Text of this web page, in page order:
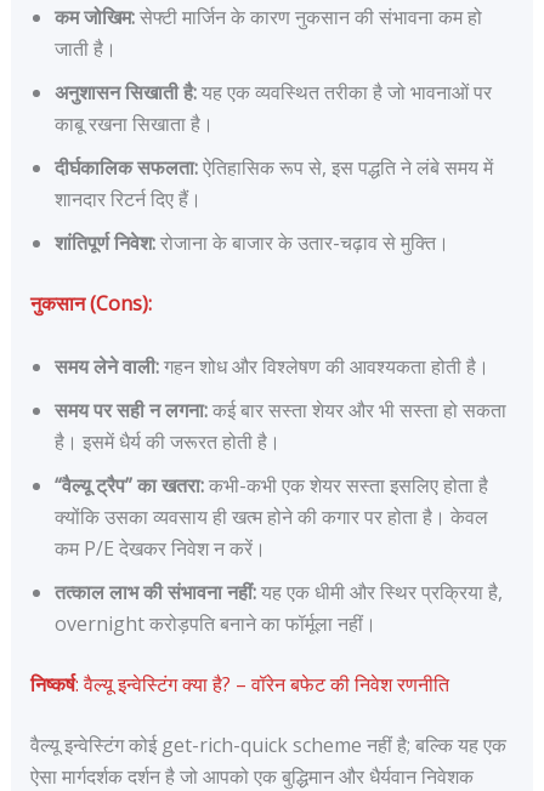
कम जोखिम:सेफ्टी मार्जिन के कारण नुकसान की संभावना कम हो
जाती है।
अनुशासन सिखाती है:यह एक व्यवस्थित तरीका है जो भावनाओं पर
काबू रखना सिखाता है।
दीर्घकालिक सफलता:ऐतिहासिक रूप से, इस पद्धति ने लंबे समय में
शानदार रिटर्न दिए हैं।
शांतिपूर्ण निवेश:रोजाना के बाजार के उतार-चढ़ाव से मुक्ति।
नुकसान (Cons):
समय लेने वाली:गहन शोध और विश्लेषण की आवश्यकता होती है।
समय पर सही न लगना:कई बार सस्ता शेयर और भी सस्ता हो सकता
है। इसमें धैर्य की जरूरत होती है।
“वैल्यू ट्रैप” का खतरा:कभी-कभी एक शेयर सस्ता इसलिए होता है
क्योंकि उसका व्यवसाय ही खत्म होने की कगार पर होता है। केवल
कम P/E देखकर निवेश न करें।
तत्काल लाभ की संभावना नहीं:यह एक धीमी और स्थिर प्रक्रिया है,
overnight करोड़पति बनाने का फॉर्मूला नहीं।
निष्कर्ष: वैल्यू इन्वेस्टिंग क्या है? – वॉरेन बफेट की निवेश रणनीति
वैल्यू इन्वेस्टिंग कोई get-rich-quick scheme नहीं है; बल्कि यह एक
ऐसा मार्गदर्शक दर्शन है जो आपको एक बुद्धिमान और धैर्यवान निवेशक